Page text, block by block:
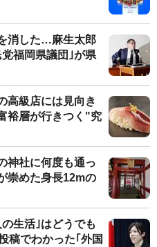
消した…麻生太郎
福岡県議団｣が県
高級店には見向き
裕層が行きつく"究
神社に何度も通っ
崇めた身長12mの
生活｣はどうでも
稿でわかった｢外国